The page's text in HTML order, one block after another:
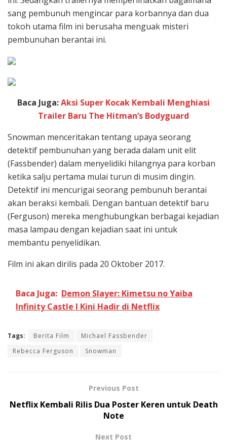
sang pembunuh mengincar para korbannya dan dua
tokoh utama film ini berusaha menguak misteri
pembunuhan berantai ini.
Baca Juga:Aksi Super Kocak Kembali Menghiasi
Trailer Baru The Hitman’s Bodyguard
Snowman menceritakan tentang upaya seorang
detektif pembunuhan yang berada dalam unit elit
(Fassbender) dalam menyelidiki hilangnya para korban
ketika salju pertama mulai turun di musim dingin.
Detektif ini mencurigai seorang pembunuh berantai
akan beraksi kembali. Dengan bantuan detektif baru
(Ferguson) mereka menghubungkan berbagai kejadian
masa lampau dengan kejadian saat ini untuk
membantu penyelidikan.
Film ini akan dirilis pada 20 Oktober 2017.
Baca Juga: Demon Slayer: Kimetsu no Yaiba
Infinity Castle I Kini Hadir di Netflix
Tags: Berita Film
Michael Fassbender
Rebecca Ferguson
Snowman
Previous Post
Netflix Kembali Rilis Dua Poster Keren untuk Death
Note
Next Post